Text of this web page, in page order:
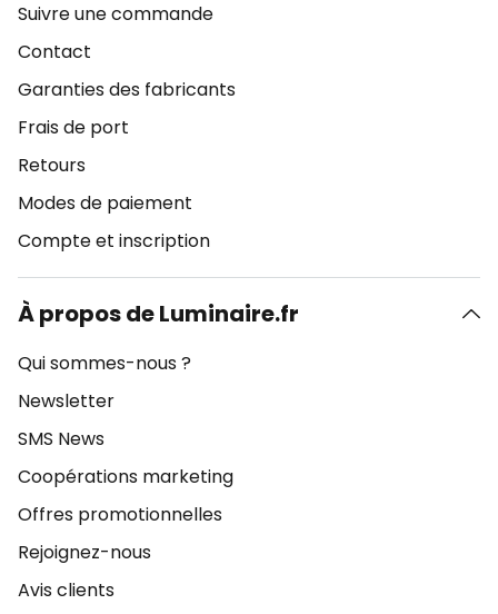
Suivre une commande
Contact
Garanties des fabricants
Frais de port
Retours
Modes de paiement
Compte et inscription
À propos de Luminaire.fr
Qui sommes-nous ?
Newsletter
SMS News
Coopérations marketing
Offres promotionnelles
Rejoignez-nous
Avis clients